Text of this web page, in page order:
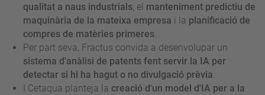
qualitat a naus industrials, el manteniment predictiu de
maquinària de la mateixa empresa i la planificació de
compres de matèries primeres.
Per part seva, Fractus convida a desenvolupar un
sistema d'anàlisi de patents fent servir la IA per
detectar si hi ha hagut o no divulgació prèvia.
I Cetaqua planteja la creació d'un model d'IA per a la